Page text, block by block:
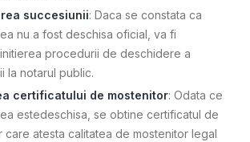
succesiunii: Daca se constata ca
nu a fost deschisa oficial, va fi
procedurii de deschidere a
la notarul public.
certificatului de mostenitor: Odata ce
estedeschisa, se obtine certificatul de
care atesta calitatea de mostenitor legal